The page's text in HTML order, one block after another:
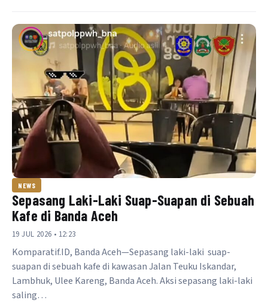
NEWS
Sepasang Laki-Laki Suap-Suapan di Sebuah
Kafe di Banda Aceh
19 JUL 2026 • 12:23
Komparatif.ID, Banda Aceh—Sepasang laki-laki suap-
suapan di sebuah kafe di kawasan Jalan Teuku Iskandar,
Lambhuk, Ulee Kareng, Banda Aceh. Aksi sepasang laki-laki
saling…